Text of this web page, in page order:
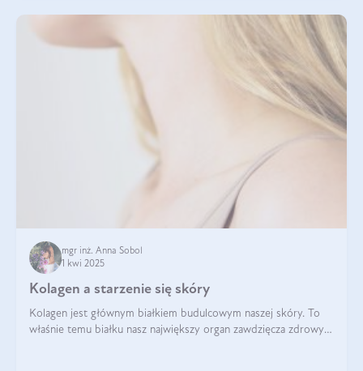
mgr inż. Anna Sobol
1 kwi 2025
Kolagen a starzenie się skóry
Kolagen jest głównym białkiem budulcowym naszej skóry. To
właśnie temu białku nasz największy organ zawdzięcza zdrowy